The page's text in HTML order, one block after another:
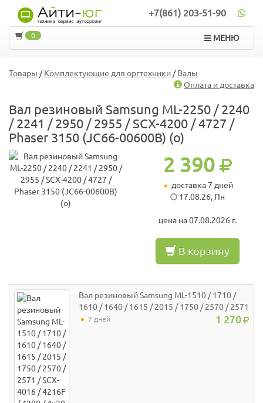
+7(861) 203-51-90
МЕНЮ
0
Товары /Комплектующие для оргтехники/Валы
Оплата и доставка
Вал резиновый Samsung ML-2250 / 2240
/ 2241 / 2950 / 2955 / SCX-4200 / 4727 /
Phaser 3150 (JC66-00600B) (o)
2 390
доставка 7 дней
17.08.26, Пн
цена на 07.08.2026 г.
В корзину
Вал резиновый Samsung ML-1510 / 1710 /
1610 / 1640 / 1615 / 2015 / 1750 / 2570 / 2571
/ SCX-4016 / 4216F / 4200 / 4х20 / SF-56х /
7 дней 1 270